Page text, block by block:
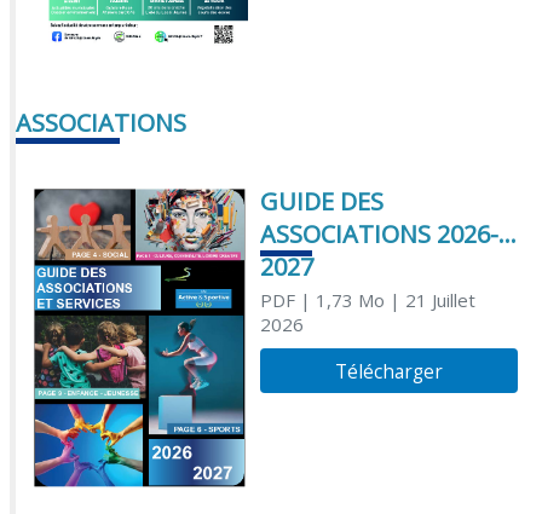
ASSOCIATIONS
GUIDE DES
ASSOCIATIONS 2026-
2027
PDF| 1,73 Mo | 21 Juillet
2026
Télécharger